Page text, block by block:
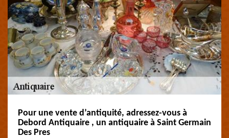
Pour une vente d’antiquité, adressez-vous à
Debord Antiquaire , un antiquaire à Saint Germain
Des Pres